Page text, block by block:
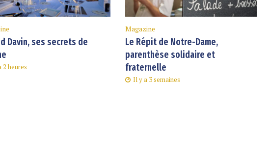
Davin, ses secrets de
2 heures
Magazine
Le Répit de Notre-Dame,
parenthèse solidaire et
fraternelle
Il y a 3 semaines